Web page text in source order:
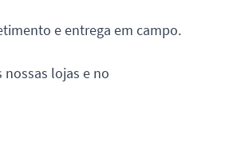
e entrega em campo.
lojas e no